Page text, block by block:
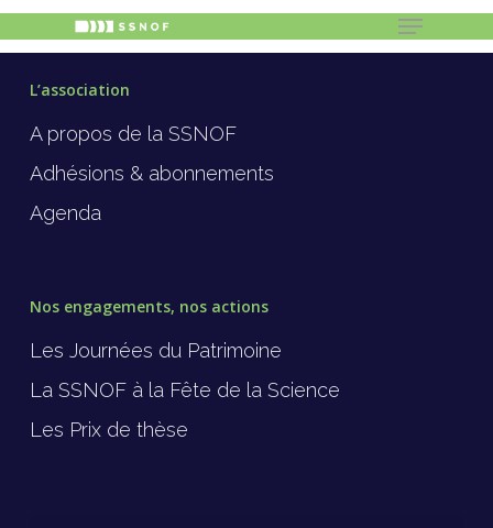
Hit enter to search or ESC to close
L’association
A propos de la SSNOF
Adhésions & abonnements
Agenda
Nos engagements, nos actions
Les Journées du Patrimoine
La SSNOF à la Fête de la Science
Les Prix de thèse